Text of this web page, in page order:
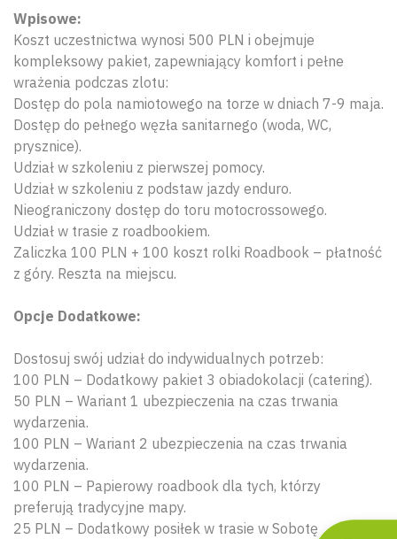
Wpisowe:
Koszt uczestnictwa wynosi 500 PLN i obejmuje
kompleksowy pakiet, zapewniający komfort i pełne
wrażenia podczas zlotu:
Dostęp do pola namiotowego na torze w dniach 7-9 maja.
Dostęp do pełnego węzła sanitarnego (woda, WC,
prysznice).
Udział w szkoleniu z pierwszej pomocy.
Udział w szkoleniu z podstaw jazdy enduro.
Nieograniczony dostęp do toru motocrossowego.
Udział w trasie z roadbookiem.
Zaliczka 100 PLN + 100 koszt rolki Roadbook – płatność
z góry. Reszta na miejscu.
Opcje Dodatkowe:
Dostosuj swój udział do indywidualnych potrzeb:
100 PLN – Dodatkowy pakiet 3 obiadokolacji (catering).
50 PLN – Wariant 1 ubezpieczenia na czas trwania
wydarzenia.
100 PLN – Wariant 2 ubezpieczenia na czas trwania
wydarzenia.
100 PLN – Papierowy roadbook dla tych, którzy
preferują tradycyjne mapy.
25 PLN – Dodatkowy posiłek w trasie w Sobotę